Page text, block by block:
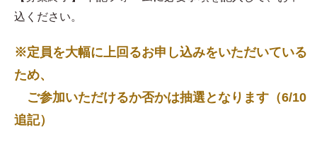
込ください。
※定員を大幅に上回るお申し込みをいただいている
ため、
ご参加いただけるか否かは抽選となります（6/10
追記）